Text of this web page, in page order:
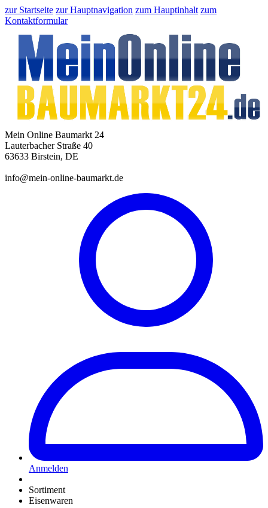
zur Startseite zur Hauptnavigation zum Hauptinhalt zum
Kontaktformular
Mein Online Baumarkt 24
Lauterbacher Straße 40
63633 Birstein, DE
info@mein-online-baumarkt.de
Anmelden
Sortiment
Eisenwaren